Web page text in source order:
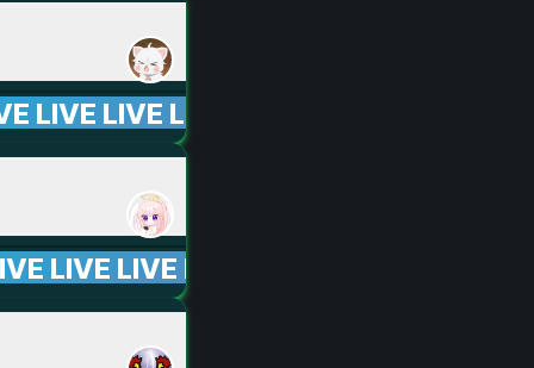
LIVE LIVE LIVE LIVE LIVE LIVE LIVE
LIVE LIVE LIVE LIVE LIVE LIVE